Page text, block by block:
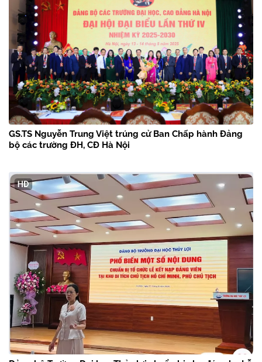
GS.TS Nguyễn Trung Việt trúng cử Ban Chấp hành Đảng
bộ các trường ĐH, CĐ Hà Nội